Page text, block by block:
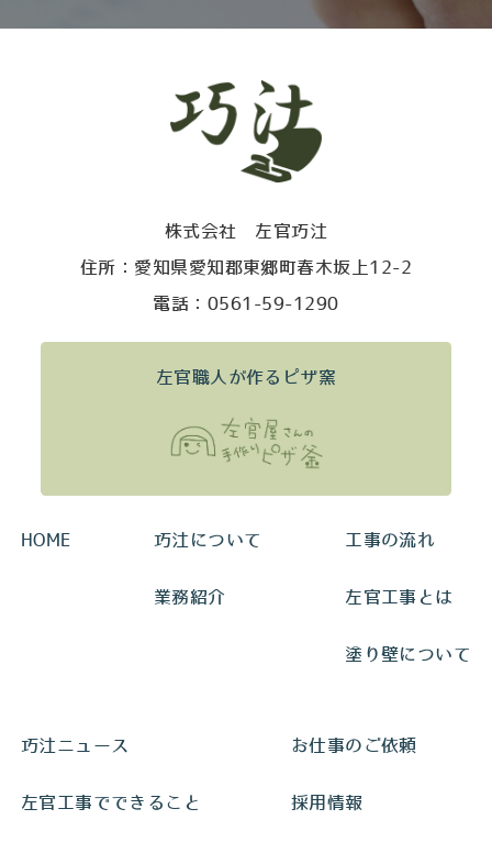
株式会社 左官巧汢
住所：愛知県愛知郡東郷町春木坂上12-2
電話：0561-59-1290
左官職人が作るピザ窯
HOME 巧汢について
業務紹介
工事の流れ
左官工事とは
塗り壁について
巧汢ニュース
左官工事でできること
お仕事のご依頼
採用情報